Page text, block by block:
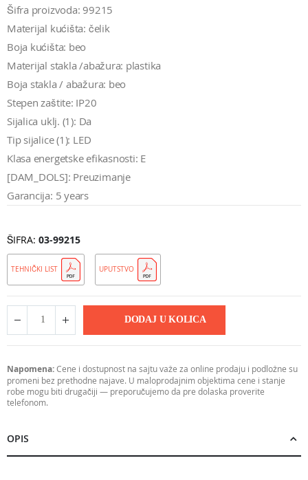
Šifra proizvoda: 99215
Materijal kućišta: čelik
Boja kućišta: beo
Materijal stakla /abažura: plastika
Boja stakla / abažura: beo
Stepen zaštite: IP20
Sijalica uklj. (1): Da
Tip sijalice (1): LED
Klasa energetske efikasnosti: E
[DAM_DOLS]: Preuzimanje
Garancija: 5 years
ŠIFRA 03-99215
TEHNIČKI LIST UPUTSTVO
DODAJ U KOLICA
Napomena:Cene i dostupnost na sajtu važe za online prodaju i podložne su
promeni bez prethodne najave. U maloprodajnim objektima cene i stanje
robe mogu biti drugačiji — preporučujemo da pre dolaska proverite
telefonom.
OPIS